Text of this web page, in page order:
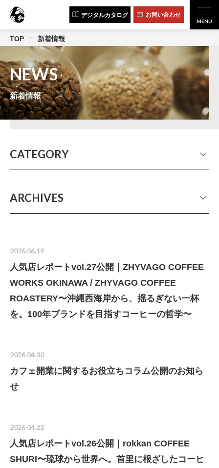
デジタルカタログ お問い合わせ
TOP 新着情報
NEWS
新着情報
CATEGORY
ARCHIVES
2026.06.19
人気店レポートvol.27公開｜ZHYVAGO COFFEE
WORKS OKINAWA / ZHYVAGO COFFEE
ROASTERY〜沖縄西海岸から、揺るぎない一杯
を。100年ブランドを目指すコーヒーの哲学〜
2026.04.30
カフェ開業に関するお役立ちコラム公開のお知ら
せ
2026.04.22
人気店レポートvol.26公開｜rokkan COFFEE
SHURI〜琉球から世界へ。首里に根ざしたコーヒ